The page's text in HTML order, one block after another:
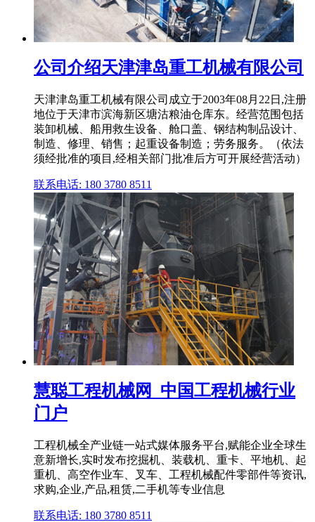
公司介绍天津津岛重工机械有限公司
天津津岛重工机械有限公司成立于2003年08月22日,注册
地位于天津市滨海新区塘沽粮油仓库东。经营范围包括
装卸机械、船用救生设备、舱口盖、钢结构制品设计、
制造、修理、销售；起重设备制造；劳务服务。（依法
须经批准的项目,经相关部门批准后方可开展经营活动）
联系电话: 180 3780 8511
慧聪工程机械网_中国工程机械行业
门户
工程机械全产业链一站式媒体服务平台,赋能企业全球生
意新增长,实时发布挖掘机、装载机、重卡、平地机、起
重机、高空作业车、叉车、工程机械配件零部件等资讯,
求购,企业,产品,租赁,二手机等专业信息
联系电话: 180 3780 8511